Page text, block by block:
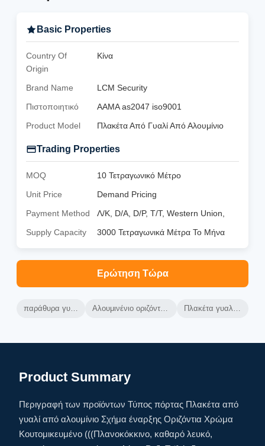
Basic Properties
Country Of
Origin
Κίνα
Brand Name
LCM Security
Πιστοποιητικό
AAMA as2047 iso9001
Product Model
Πλακέτα Από Γυαλί Από Αλουμίνιο
Trading Properties
MOQ
10 Τετραγωνικό Μέτρο
Unit Price
Demand Pricing
Payment Method
Λ/Κ, D/A, D/P, T/T, Western Union,
Supply Capacity
3000 Τετραγωνικά Μέτρα Το Μήνα
Ερώτηση Τώρα
παράθυρα γυαλιού αλουμινίου Αλουμινένιο οριζόντια συρόμενα παράθυρα Πλακέτα γυαλιού από αλουμίνιο
Product Summary
Περιγραφή των προϊόντων Τύπος πόρτας Πλακέτα από
γυαλί από αλουμίνιο Σχήμα έναρξης Οριζόντια Χρώμα
Κουτομικευμένο (((Πλανοκόκκινο, καθαρό λευκό,